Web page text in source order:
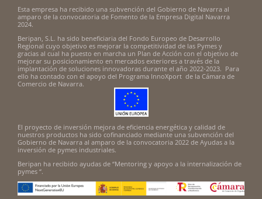
Esta empresa ha recibido una subvención del Gobierno de Navarra al
amparo de la convocatoria de Fomento de la Empresa Digital Navarra
2024.
Beripan, S.L. ha sido beneficiaria del Fondo Europeo de Desarrollo
Regional cuyo objetivo es mejorar la competitividad de las Pymes y
gracias al cual ha puesto en marcha un Plan de Acción con el objetivo de
mejorar su posicionamiento en mercados exteriores a través de la
implantación de soluciones innovadoras durante el año 2022-2023. Para
ello ha contado con el apoyo del Programa InnoXport de la Cámara de
Comercio de Navarra.
El proyecto de inversión mejora de eficiencia energética y calidad de
nuestros productos ha sido cofinanciado mediante una subvención del
Gobierno de Navarra al amparo de la convocatoria 2022 de Ayudas a la
inversión de pymes industriales.
Beripan ha recibido ayudas de “Mentoring y apoyo a la internalización de
pymes “.